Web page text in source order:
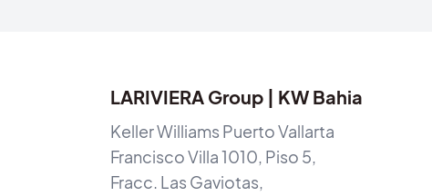
LARIVIERA Group | KW Bahia
Keller Williams Puerto Vallarta
Francisco Villa 1010, Piso 5,
Fracc. Las Gaviotas,